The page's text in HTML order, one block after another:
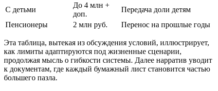
С детьми
До 4 млн +
доп.
Передача доли детям
Пенсионеры
2 млн руб. Перенос на прошлые годы
Эта таблица, вытекая из обсуждения условий, иллюстрирует,
как лимиты адаптируются под жизненные сценарии,
продолжая мысль о гибкости системы. Далее нарратив уводит
к документам, где каждый бумажный лист становится частью
большего пазла.